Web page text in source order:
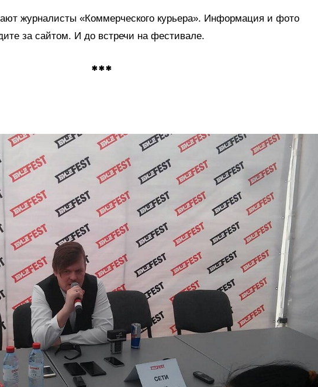
журналисты «Коммерческого курьера». Информация и фото
за сайтом. И до встречи на фестивале.
***